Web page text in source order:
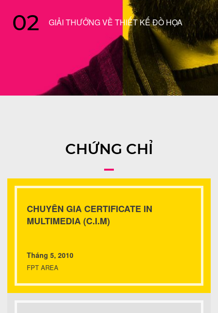
02 GIẢI THƯỞNG VỀ THIẾT KẾ ĐỒ HỌA
CHỨNG CHỈ
CHUYÊN GIA CERTIFICATE IN
MULTIMEDIA (C.I.M)
Tháng 5, 2010
FPT AREA